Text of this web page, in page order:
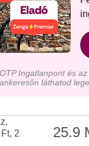
Ingatlanpont és
láthatod
25.9